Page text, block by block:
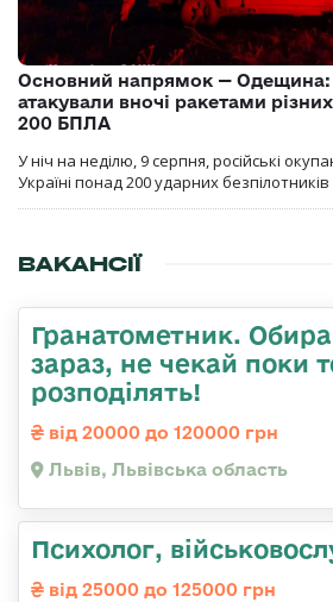
Основний напрямок — Одещина:
атакували вночі ракетами
200 БПЛА
У ніч на неділю, 9 серпня, російські
Україні понад 200 ударних
ВАКАНСІЇ
Гранатометник.
зараз, не чекай поки
розподілять!
від 20000 до 120000 грн
Львів, Львівська область
Психолог,
від 25000 до 125000 грн